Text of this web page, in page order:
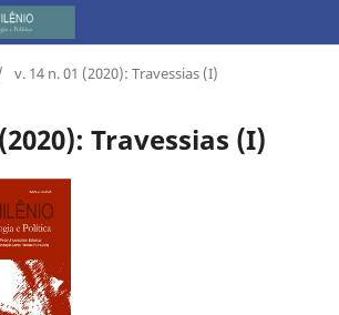
v. 14 n. 01 (2020): Travessias (I)
Travessias (I)